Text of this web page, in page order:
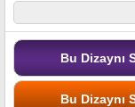
Bu Dizaynı
Bu Dizaynı